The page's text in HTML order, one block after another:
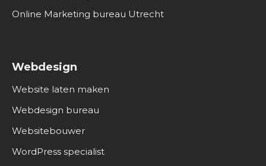
Online Marketing bureau Utrecht
Webdesign
Website laten maken
Webdesign bureau
Websitebouwer
WordPress specialist